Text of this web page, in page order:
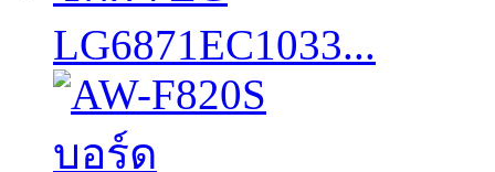
LG6871EC1033...